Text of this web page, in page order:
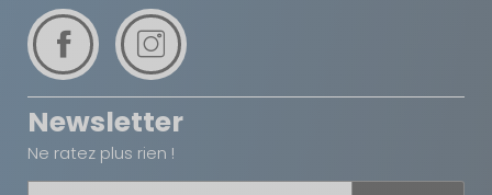
Newsletter
Ne ratez plus rien !